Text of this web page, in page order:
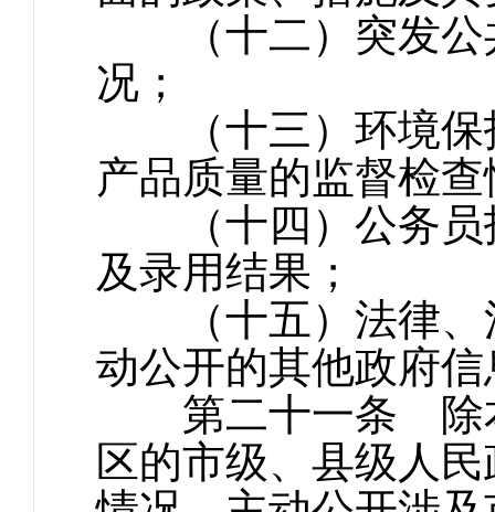
（十二）突发公
况；
（十三）环境保
产品质量的监督检
（十四）公务员
及录用结果；
（十五）法律、
动公开的其他政府
第二十一条 除本
区的市级、县级人